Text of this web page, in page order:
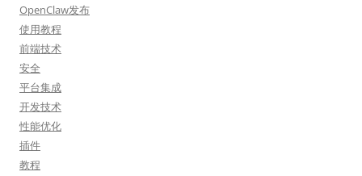
OpenClaw发布
使用教程
前端技术
安全
平台集成
开发技术
性能优化
插件
教程